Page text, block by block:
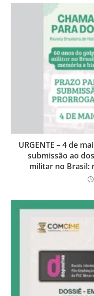
URGENTE – 4 de
submissão ao
militar no Brasil: